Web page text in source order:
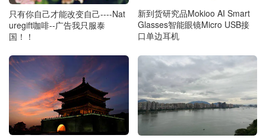
只有你自己才能改变自己----Nat
uregift咖啡--广告我只服泰
国！！
新到货研究品Mokioo AI Smart
Glasses智能眼镜Micro USB接
口单边耳机